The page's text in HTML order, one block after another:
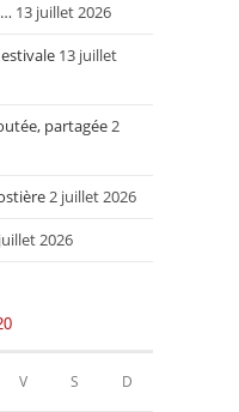
13 juillet 2026
13 juillet
partagée2
2 juillet 2026
2026
V S D